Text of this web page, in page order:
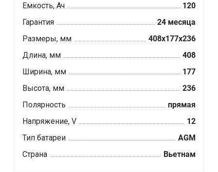
Емкость, Ач
120
Гарантия
24 месяца
Размеры, мм
408x177x236
Длина, мм
408
Ширина, мм
177
Высота, мм
236
Полярность
прямая
Напряжение, V
12
Тип батареи
AGM
Страна
Вьетнам